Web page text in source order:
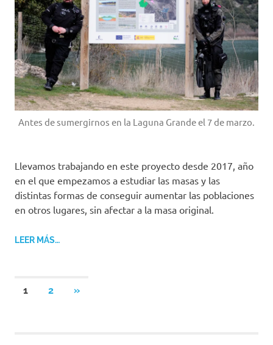
Antes de sumergirnos en la Laguna Grande el 7 de marzo.
Llevamos trabajando en este proyecto desde 2017, año
en el que empezamos a estudiar las masas y las
distintas formas de conseguir aumentar las poblaciones
en otros lugares, sin afectar a la masa original.
LEER MÁS…
Paginación
1 2
SIGUIENTES
»